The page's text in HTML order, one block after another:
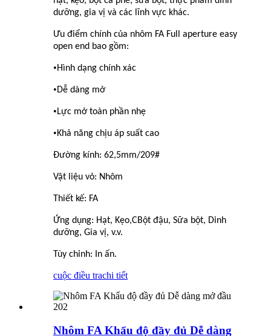
dưỡng, gia vị và các lĩnh vực khác.
Ưu điểm chính của nhôm FA Full aperture easy
open end bao gồm:
•Hình dạng chính xác
•Dễ dàng mở
•Lực mở toàn phần nhẹ
•Khả năng chịu áp suất cao
Đường kính: 62,5mm/209#
Vật liệu vỏ: Nhôm
Thiết kế: FA
Ứng dụng: Hạt, Kẹo,CBột đậu, Sữa bột, Dinh
dưỡng, Gia vị, v.v.
Tùy chỉnh: In ấn.
cuộc điều trachi tiết
Nhôm FA Khẩu độ đầy đủ Dễ dàng